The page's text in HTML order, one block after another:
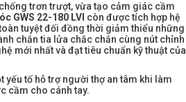
trơn trượt, vừa tạo cảm giác cầm
GWS 22-180 LVI còn được tích hợp hệ
tuyệt đối đồng thời giảm thiểu những
chắn tia lửa chắc chắn cùng nút chỉnh
mới nhất và đạt tiêu chuẩn kỹ thuật của
tố hỗ trợ người thợ an tâm khi làm
cầm cho cánh tay.